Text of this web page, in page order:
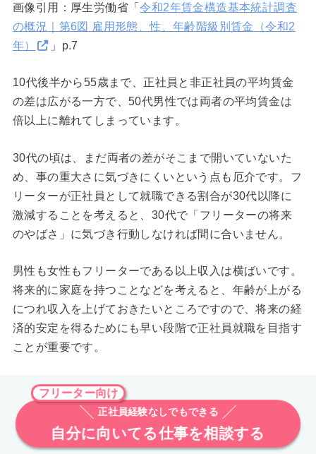
画像引用：厚生労働省「令和2年賃金構造基本統計調査
の概況｜第6図 雇用形態、性、年齢階級別賃金（令和2
年）
」p.7
10代後半から55歳まで、正社員と非正社員の平均賃金
の差は広がる一方で、50代男性では両者の平均賃金は
倍以上に離れてしまっています。
30代の頃は、まだ両者の差がそこまで開いていないた
め、事の重大さに気づきにくいという点も厄介です。フ
リーターが正社員として就職できる割合が30代以降に
激減することを考えると、30代で「フリーターの将来
のやばさ」に気づき行動しなければ間に合いません。
男性も女性もフリーターである以上収入は横ばいです。
将来的に家庭を持つことなどを考えると、年齢が上がる
につれ収入を上げておきたいところですので、将来の経
済的安定を得るためにも早い段階で正社員就職を目指す
ことが重要です。
フリーター向け
正社員経験なしでもできる
自分に向いてる仕事を相談する